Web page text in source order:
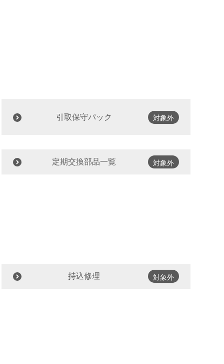
引取保守パック 対象外
定期交換部品一覧 対象外
持込修理 対象外